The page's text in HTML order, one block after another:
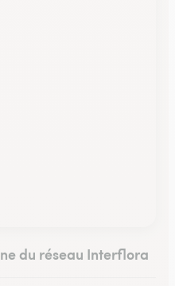
du réseau Interflora